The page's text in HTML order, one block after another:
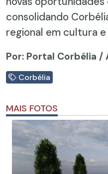
consolidando
regional em cultura
Por: Portal Corbélia /
Corbélia
MAIS FOTOS